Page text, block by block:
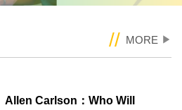
MORE ▶
Allen Carlson：Who Will